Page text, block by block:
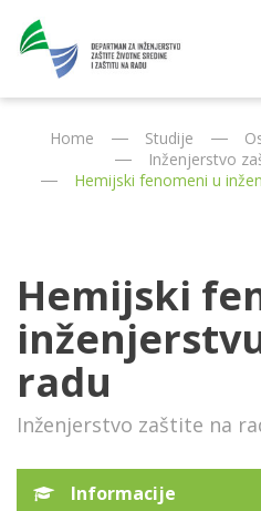
Home Studije
Inženjerstvo
Hemijski fenomeni u
Hemijski
radu
Inženjerstvo zaštite na
Informacije